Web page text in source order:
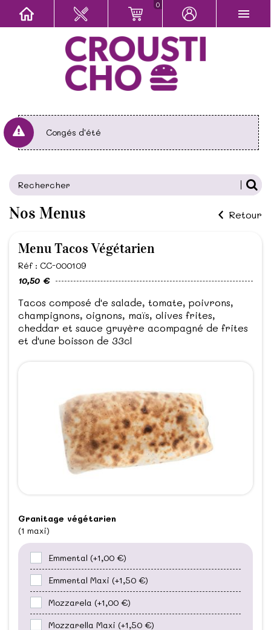
0
Congés d'été
Nos Menus Retour
Menu Tacos Végétarien
Réf : CC-000109
10,50 €
Tacos composé d'e salade, tomate, poivrons,
champignons, oignons, maïs, olives frites,
cheddar et sauce gruyère acompagné de frites
et d'une boisson de 33cl
Granitage végétarien
(1 maxi)
Emmental (+1,00 €)
Emmental Maxi (+1,50 €)
Mozzarela (+1,00 €)
Mozzarella Maxi (+1,50 €)